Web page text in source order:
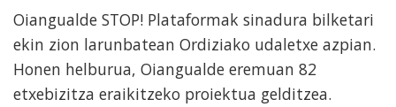
Oiangualde STOP! Plataformak sinadura bilketari
ekin zion larunbatean Ordiziako udaletxe azpian.
Honen helburua, Oiangualde eremuan 82
etxebizitza eraikitzeko proiektua gelditzea.